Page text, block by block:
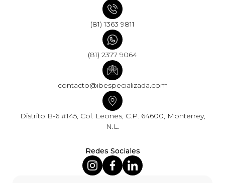
(81) 1363 9811
(81) 2377 9064
contacto@ibespecializada.com
Distrito B-6 #145, Col. Leones, C.P. 64600, Monterrey,
N.L.
Redes Sociales